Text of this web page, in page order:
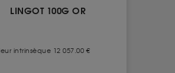
LINGOT 100G OR
intrinsèque 12 057.00 €